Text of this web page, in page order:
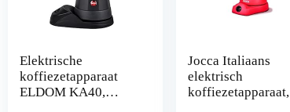
Elektrische
koffiezetapparaat
ELDOM KA40,
Jocca Italiaans
elektrisch
koffiezetapparaat,